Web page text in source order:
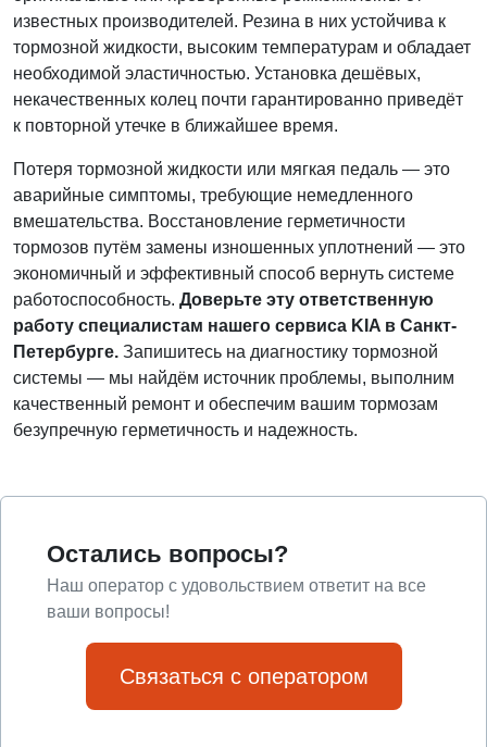
известных производителей. Резина в них устойчива к
тормозной жидкости, высоким температурам и обладает
необходимой эластичностью. Установка дешёвых,
некачественных колец почти гарантированно приведёт
к повторной утечке в ближайшее время.
Потеря тормозной жидкости или мягкая педаль — это
аварийные симптомы, требующие немедленного
вмешательства. Восстановление герметичности
тормозов путём замены изношенных уплотнений — это
экономичный и эффективный способ вернуть системе
работоспособность. Доверьте эту ответственную
работу специалистам нашего сервиса KIA в Санкт-
Петербурге. Запишитесь на диагностику тормозной
системы — мы найдём источник проблемы, выполним
качественный ремонт и обеспечим вашим тормозам
безупречную герметичность и надежность.
Остались вопросы?
Наш оператор с удовольствием ответит на все
ваши вопросы!
Связаться с оператором